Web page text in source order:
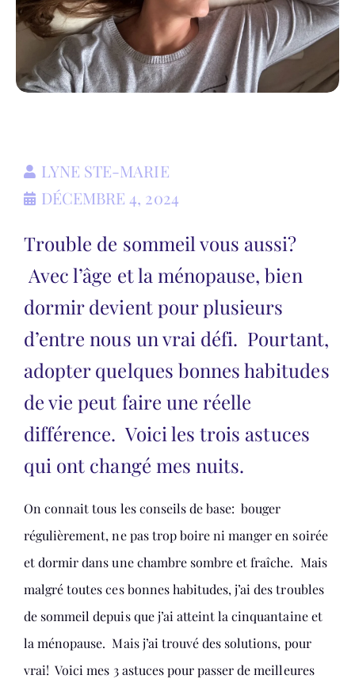
LYNE STE-MARIE
DÉCEMBRE 4, 2024
Trouble de sommeil vous aussi?
Avec l’âge et la ménopause, bien
dormir devient pour plusieurs
d’entre nous un vrai défi. Pourtant,
adopter quelques bonnes habitudes
de vie peut faire une réelle
différence. Voici les trois astuces
qui ont changé mes nuits.
On connait tous les conseils de base: bouger
régulièrement, ne pas trop boire ni manger en soirée
et dormir dans une chambre sombre et fraîche. Mais
malgré toutes ces bonnes habitudes, j’ai des troubles
de sommeil depuis que j’ai atteint la cinquantaine et
la ménopause. Mais j’ai trouvé des solutions, pour
vrai! Voici mes 3 astuces pour passer de meilleures